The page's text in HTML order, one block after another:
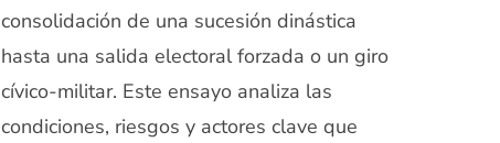
consolidación de una sucesión dinástica
hasta una salida electoral forzada o un giro
cívico-militar. Este ensayo analiza las
condiciones, riesgos y actores clave que